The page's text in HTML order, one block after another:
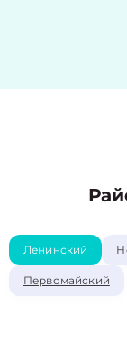
Ленинский
Первомайский